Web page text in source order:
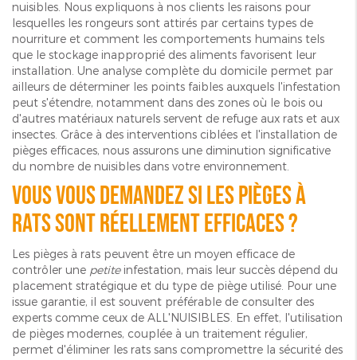
nuisibles. Nous expliquons à nos clients les raisons pour
lesquelles les rongeurs sont attirés par certains types de
nourriture et comment les comportements humains tels
que le stockage inapproprié des aliments favorisent leur
installation. Une analyse complète du domicile permet par
ailleurs de déterminer les points faibles auxquels l'infestation
peut s'étendre, notamment dans des zones où le bois ou
d'autres matériaux naturels servent de refuge aux rats et aux
insectes. Grâce à des interventions ciblées et l'installation de
pièges efficaces, nous assurons une diminution significative
du nombre de nuisibles dans votre environnement.
Vous vous demandez si les pièges à
rats sont réellement efficaces ?
Les pièges à rats peuvent être un moyen efficace de
contrôler une petiteinfestation, mais leur succès dépend du
placement stratégique et du type de piège utilisé. Pour une
issue garantie, il est souvent préférable de consulter des
experts comme ceux de ALL'NUISIBLES. En effet, l'utilisation
de pièges modernes, couplée à un traitement régulier,
permet d'éliminer les rats sans compromettre la sécurité des